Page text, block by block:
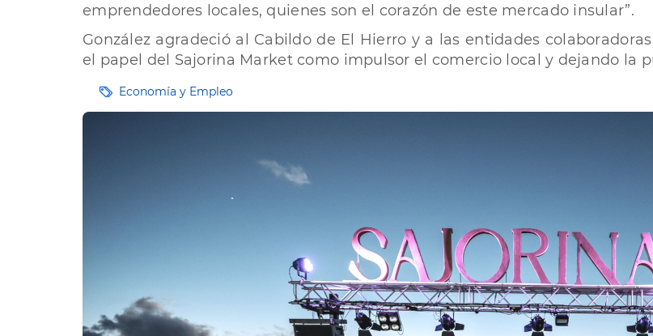
emprendedores locales, quienes son el corazón de este mercado insular”.
González agradeció al Cabildo de El Hierro y a las entidades
el papel del Sajorina Market como impulsor el comercio local y dejando la
EtiquetasEconomía y Empleo